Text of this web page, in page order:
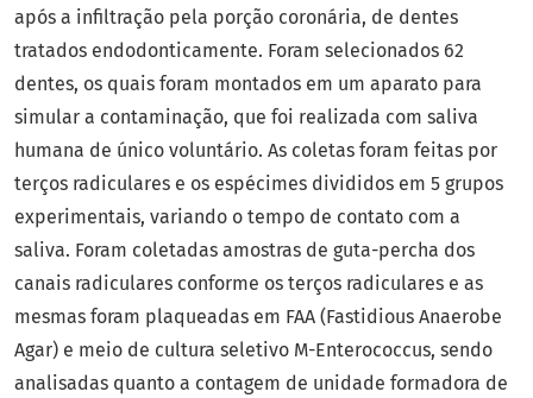
após a infiltração pela porção coronária, de dentes
tratados endodonticamente. Foram selecionados 62
dentes, os quais foram montados em um aparato para
simular a contaminação, que foi realizada com saliva
humana de único voluntário. As coletas foram feitas por
terços radiculares e os espécimes divididos em 5 grupos
experimentais, variando o tempo de contato com a
saliva. Foram coletadas amostras de guta-percha dos
canais radiculares conforme os terços radiculares e as
mesmas foram plaqueadas em FAA (Fastidious Anaerobe
Agar) e meio de cultura seletivo M-Enterococcus, sendo
analisadas quanto a contagem de unidade formadora de